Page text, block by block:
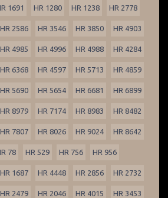
1691 HR 1280 HR 1238 HR 2778
HR 2586 HR 3546 HR 3850 HR 4903
HR 4985 HR 4996 HR 4988 HR 4284
HR 6368 HR 4597 HR 5713 HR 4859
HR 5690 HR 5654 HR 6681 HR 6899
HR 8979 HR 7174 HR 8983 HR 8482
HR 7807 HR 8026 HR 9024 HR 8642
78 HR 529 HR 756 HR 956
HR 1687 HR 4448 HR 2856 HR 2732
HR 2479 HR 2046 HR 4015 HR 3453